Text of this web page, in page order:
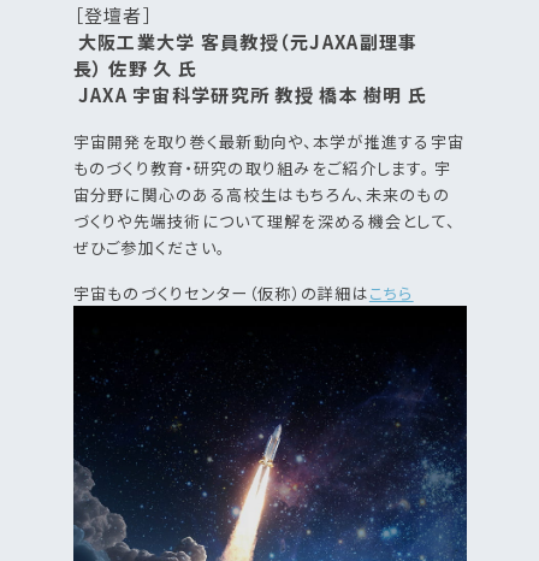
［登壇者］
大阪工業大学 客員教授（元JAXA副理事
長） 佐野 久 氏
JAXA 宇宙科学研究所 教授 橋本 樹明 氏
宇宙開発を取り巻く最新動向や、本学が推進する宇宙
ものづくり教育・研究の取り組みをご紹介します。 宇
宙分野に関心のある高校生はもちろん、未来のもの
づくりや先端技術について理解を深める機会として、
ぜひご参加ください。
宇宙ものづくりセンター（仮称）の詳細はこちら